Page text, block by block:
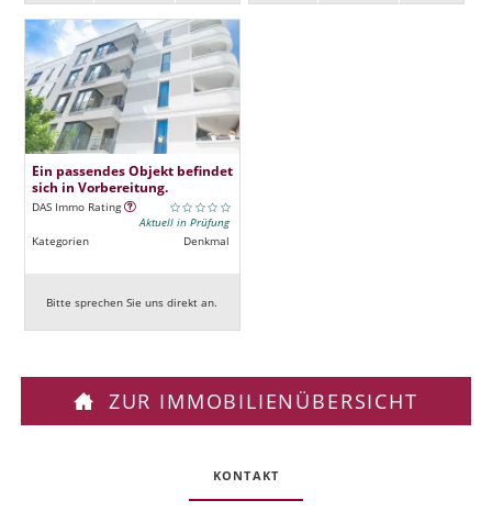
Ein passendes Objekt befindet
sich in Vorbereitung.
DAS Immo Rating
Aktuell in Prüfung
Kategorien
Denkmal
Bitte sprechen Sie uns direkt an.
ZUR IMMOBILIENÜBERSICHT
KONTAKT